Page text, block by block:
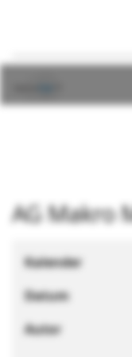
AG Makro
Kalender
Datum
Autor